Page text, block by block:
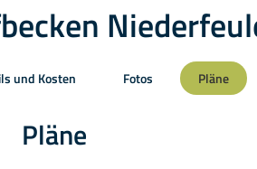
und Kosten Fotos Pläne
Pläne